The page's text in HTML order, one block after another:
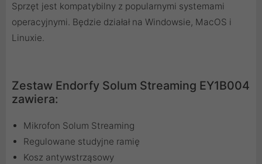
Sprzęt jest kompatybilny z popularnymi systemami
operacyjnymi. Będzie działał na Windowsie, MacOS i
Linuxie.
Zestaw Endorfy Solum Streaming EY1B004
zawiera:
Mikrofon Solum Streaming
Regulowane studyjne ramię
Kosz antywstrząsowy